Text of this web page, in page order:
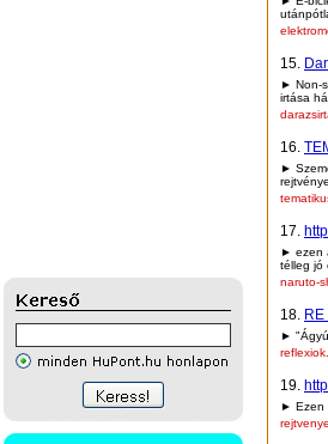
15.
► Non-
irtása
16.
►
17.
► ezen
télleg jó
naruto-
18.
►
19.
► Ezen